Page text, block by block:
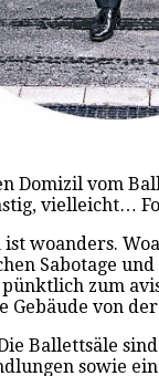
Domizil vom
vielleicht…
ist woanders.
Sabotage
zum
Gebäude von
Ballettsäle
sowie